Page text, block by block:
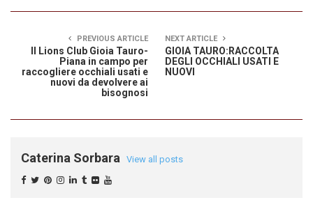
PREVIOUS ARTICLE
Il Lions Club Gioia Tauro-
Piana in campo per
raccogliere occhiali usati e
nuovi da devolvere ai
bisognosi
NEXT ARTICLE
GIOIA TAURO:RACCOLTA
DEGLI OCCHIALI USATI E
NUOVI
Caterina Sorbara View all posts